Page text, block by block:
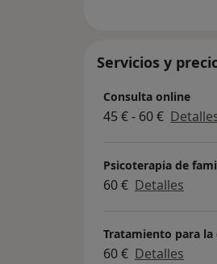
Servicios y
Consulta online
45 € - 60 €
Psicoterapia de
60 € Detalles
Tratamiento para
60 € Detalles